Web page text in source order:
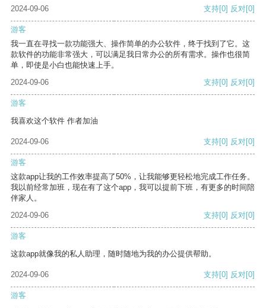
2024-09-06 支持[0] 反对[0]
游客
我一直在寻找一款功能强大、操作简单的办公软件，终于找到了它。这
款软件的功能非常强大，可以满足我日常办公的所有需求。操作也很简
单，即使是小白也能快速上手。
2024-09-06
支持[0] 反对[0]
游客
我喜欢这个软件 作者加油
2024-09-06 支持[0] 反对[0]
游客
这款app让我的工作效率提高了50%，让我能够更轻松地完成工作任务。
我以前经常加班，现在有了这个app，我可以提前下班，有更多的时间陪
伴家人。
2024-09-06
支持[0] 反对[0]
游客
这款app就像我的私人助理，随时随地为我的办公提供帮助。
2024-09-06 支持[0] 反对[0]
游客